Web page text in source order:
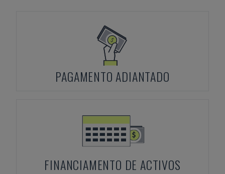
PAGAMENTO ADIANTADO
FINANCIAMENTO DE ACTIVOS